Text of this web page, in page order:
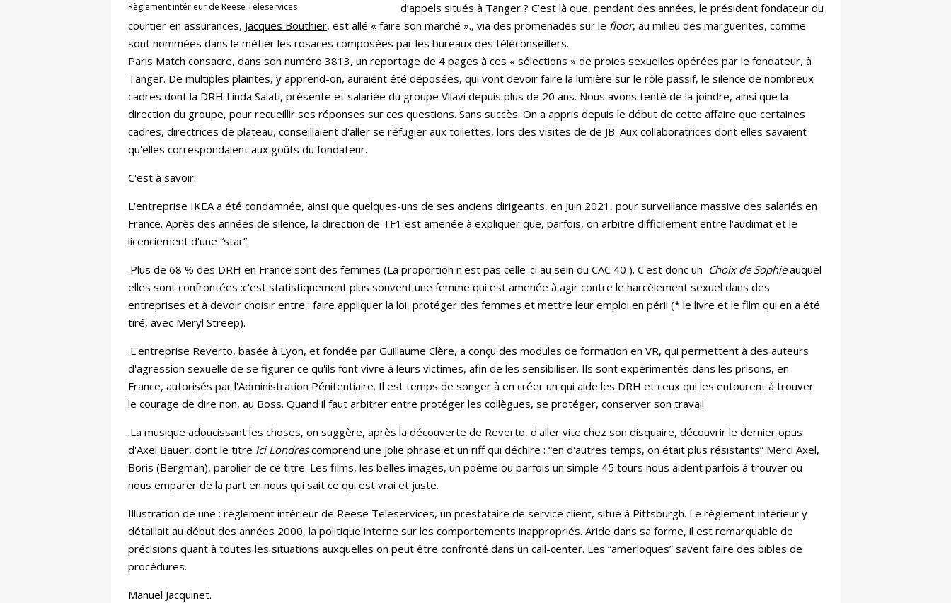
Règlement intérieur de Reese Teleservices
d’appels situés à Tanger ? C’est là que, pendant des années, le président fondateur du
courtier en assurances, Jacques Bouthier, est allé « faire son marché »., via des promenades sur le floor, au milieu des marguerites, comme
sont nommées dans le métier les rosaces composées par les bureaux des téléconseillers.
Paris Match consacre, dans son numéro 3813, un reportage de 4 pages à ces « sélections » de proies sexuelles opérées par le fondateur, à
Tanger. De multiples plaintes, y apprend-on, auraient été déposées, qui vont devoir faire la lumière sur le rôle passif, le silence de nombreux
cadres dont la DRH Linda Salati, présente et salariée du groupe Vilavi depuis plus de 20 ans. Nous avons tenté de la joindre, ainsi que la
direction du groupe, pour recueillir ses réponses sur ces questions. Sans succès. On a appris depuis le début de cette affaire que certaines
cadres, directrices de plateau, conseillaient d'aller se réfugier aux toilettes, lors des visites de de JB. Aux collaboratrices dont elles savaient
qu'elles correspondaient aux goûts du fondateur.
C'est à savoir:
L'entreprise IKEA a été condamnée, ainsi que quelques-uns de ses anciens dirigeants, en Juin 2021, pour surveillance massive des salariés en
France. Après des années de silence, la direction de TF1 est amenée à expliquer que, parfois, on arbitre difficilement entre l'audimat et le
licenciement d'une “star”.
.Plus de 68 % des DRH en France sont des femmes (La proportion n'est pas celle-ci au sein du CAC 40 ). C'est donc un Choix de Sophieauquel
elles sont confrontées :c'est statistiquement plus souvent une femme qui est amenée à agir contre le harcèlement sexuel dans des
entreprises et à devoir choisir entre : faire appliquer la loi, protéger des femmes et mettre leur emploi en péril (* le livre et le film qui en a été
tiré, avec Meryl Streep).
.L'entreprise Reverto, basée à Lyon, et fondée par Guillaume Clère, a conçu des modules de formation en VR, qui permettent à des auteurs
d'agression sexuelle de se figurer ce qu'ils font vivre à leurs victimes, afin de les sensibiliser. Ils sont expérimentés dans les prisons, en
France, autorisés par l'Administration Pénitentiaire. Il est temps de songer à en créer un qui aide les DRH et ceux qui les entourent à trouver
le courage de dire non, au Boss. Quand il faut arbitrer entre protéger les collègues, se protéger, conserver son travail.
.La musique adoucissant les choses, on suggère, après la découverte de Reverto, d'aller vite chez son disquaire, découvrir le dernier opus
d'Axel Bauer, dont le titre Ici Londrescomprend une jolie phrase et un riff qui déchire : “en d'autres temps, on était plus résistants” Merci Axel,
Boris (Bergman), parolier de ce titre. Les films, les belles images, un poème ou parfois un simple 45 tours nous aident parfois à trouver ou
nous emparer de la part en nous qui sait ce qui est vrai et juste.
Illustration de une : règlement intérieur de Reese Teleservices, un prestataire de service client, situé à Pittsburgh. Le règlement intérieur y
détaillait au début des années 2000, la politique interne sur les comportements inappropriés. Aride dans sa forme, il est remarquable de
précisions quant à toutes les situations auxquelles on peut être confronté dans un call-center. Les “amerloques” savent faire des bibles de
procédures.
Manuel Jacquinet.